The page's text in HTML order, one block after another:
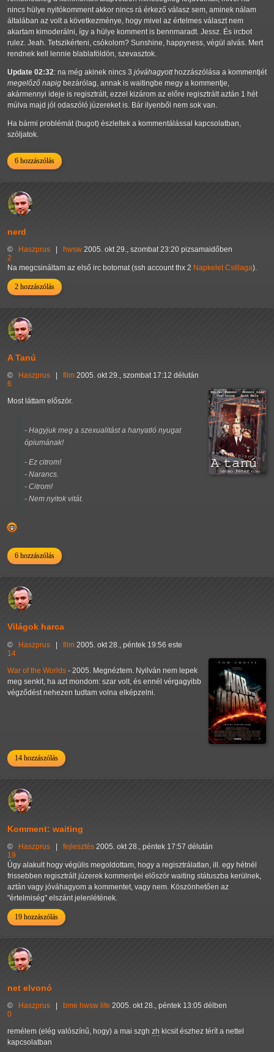
nincs hülye nyitókomment akkor nincs rá érkező válasz sem, aminek nálam
általában az volt a következménye, hogy mivel az értelmes választ nem
akartam kimoderálni, így a hülye komment is bennmaradt. Jessz. És ircbot
rulez. Jeah. Tetszikérteni, csókolom? Sunshine, happyness, végül alvás. Mert
rendnek kell lennie blablaföldön, szevasztok.
Update 02:32: na még akinek nincs 3 jóváhagyotthozzászólása a kommentjét
megelőző napig bezárólag, annak is waitingbe megy a kommentje,
akármennyi ideje is regisztrált, ezzel kizárom az előre regisztrált aztán 1 hét
múlva majd jól odaszóló júzereket is. Bár ilyenből nem sok van.
Ha bármi problémát (bugot) észleltek a kommentálással kapcsolatban,
szóljatok.
6 hozzászólás
nerd
© Haszprus hwsw 2005. okt 29., szombat 23:20 pizsamaidőben
2
Na megcsináltam az első irc botomat (ssh account thx 2 Napkelet Csillaga).
2 hozzászólás
A Tanú
© Haszprus film 2005. okt 29., szombat 17:12 délután
6
Most láttam először.
- Hagyjuk meg a szexualitást a hanyatló nyugat
ópiumának!
- Ez citrom!
- Narancs.
- Citrom!
- Nem nyitok vitát.
6 hozzászólás
Világok harca
© Haszprus | film 2005. okt 28., péntek 19:56 este
14
War of the Worlds - 2005. Megnéztem. Nyilván nem lepek
meg senkit, ha azt mondom: szar volt, és ennél vérgagyibb
végződést nehezen tudtam volna elképzelni.
14 hozzászólás
Komment: waiting
© Haszprus | fejlesztés 2005. okt 28., péntek 17:57 délután
19
Úgy alakult hogy végülis megoldottam, hogy a regisztrálatlan, ill. egy hétnél
frissebben regisztrált júzerek kommentjei először waiting státuszba kerülnek,
aztán vagy jóváhagyom a kommentet, vagy nem. Köszönhetően az
"értelmiség" elszánt jelenlétének.
19 hozzászólás
net elvonó
© Haszprus | bme hwsw life 2005. okt 28., péntek 13:05 délben
0
remélem (elég valószínű, hogy) a mai szgh zh kicsit észhez térít a nettel
kapcsolatban